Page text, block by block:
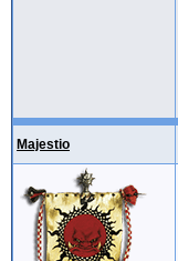
Majestio